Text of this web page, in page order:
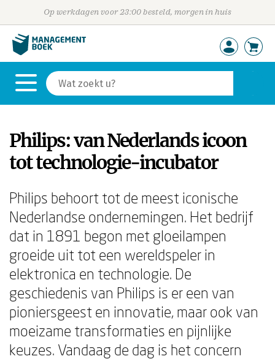
Op werkdagen voor 23:00 besteld, morgen in huis
Philips: van Nederlands icoon
tot technologie-incubator
Philips behoort tot de meest iconische
Nederlandse ondernemingen. Het bedrijf
dat in 1891 begon met gloeilampen
groeide uit tot een wereldspeler in
elektronica en technologie. De
geschiedenis van Philips is er een van
pioniersgeest en innovatie, maar ook van
moeizame transformaties en pijnlijke
keuzes. Vandaag de dag is het concern